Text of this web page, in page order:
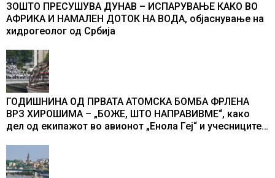
ЗОШТО ПРЕСУШУВА ДУНАВ – ИСПАРУВАЊЕ КАКО ВО
АФРИКА И НАМАЛЕН ДОТОК НА ВОДА, објаснување на
хидрогеолог од Србија
ГОДИШНИНА ОД ПРВАТА АТОМСКА БОМБА ФРЛЕНА
ВРЗ ХИРОШИМА – „БОЖЕ, ШТО НАПРАВИВМЕ“, како
дел од екипажот во авионот „Енола Геј“ и учесниците
промени текот на историјата